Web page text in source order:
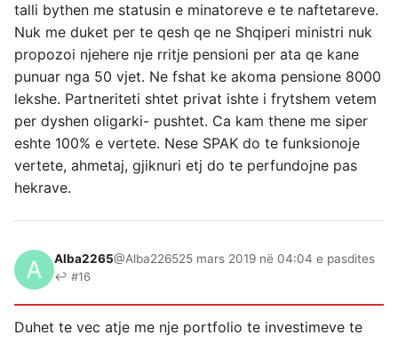
talli bythen me statusin e minatoreve e te naftetareve.
Nuk me duket per te qesh qe ne Shqiperi ministri nuk
propozoi njehere nje rritje pensioni per ata qe kane
punuar nga 50 vjet. Ne fshat ke akoma pensione 8000
lekshe. Partneriteti shtet privat ishte i frytshem vetem
per dyshen oligarki- pushtet. Ca kam thene me siper
eshte 100% e vertete. Nese SPAK do te funksionoje
vertete, ahmetaj, gjiknuri etj do te perfundojne pas
hekrave.
Alba2265@Alba226525 mars 2019 në 04:04 e pasdites
↩ #16
Duhet te vec atje me nje portfolio te investimeve te